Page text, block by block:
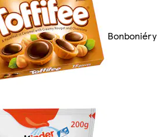
Bonboniéry